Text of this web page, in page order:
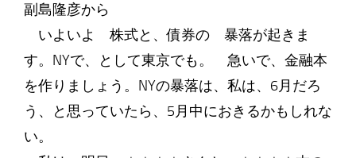
副島隆彦から
いよいよ 株式と、債券の 暴落が起きま
す。NYで、として東京でも。 急いで、金融本
を作りましょう。NYの暴落は、私は、6月だろ
う、と思っていたら、5月中におきるかもしれな
い。